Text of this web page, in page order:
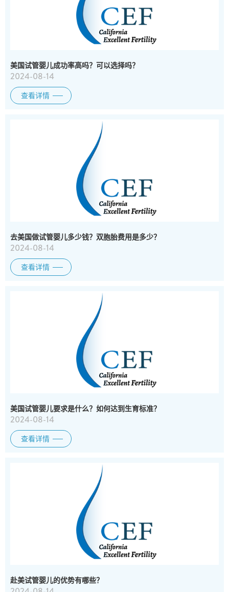
美国试管婴儿成功率高吗？可以选择吗？
2024-08-14
查看详情
去美国做试管婴儿多少钱？双胞胎费用是多少？
2024-08-14
查看详情
美国试管婴儿要求是什么？如何达到生育标准？
2024-08-14
查看详情
赴美试管婴儿的优势有哪些？